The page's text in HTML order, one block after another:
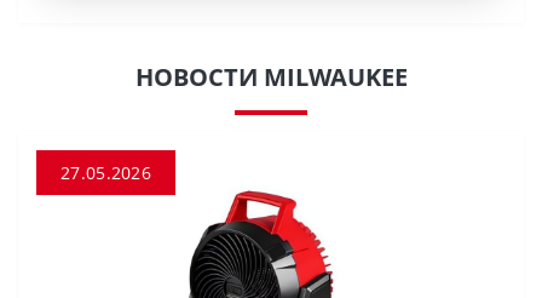
НОВОСТИ MILWAUKEE
27.05.2026